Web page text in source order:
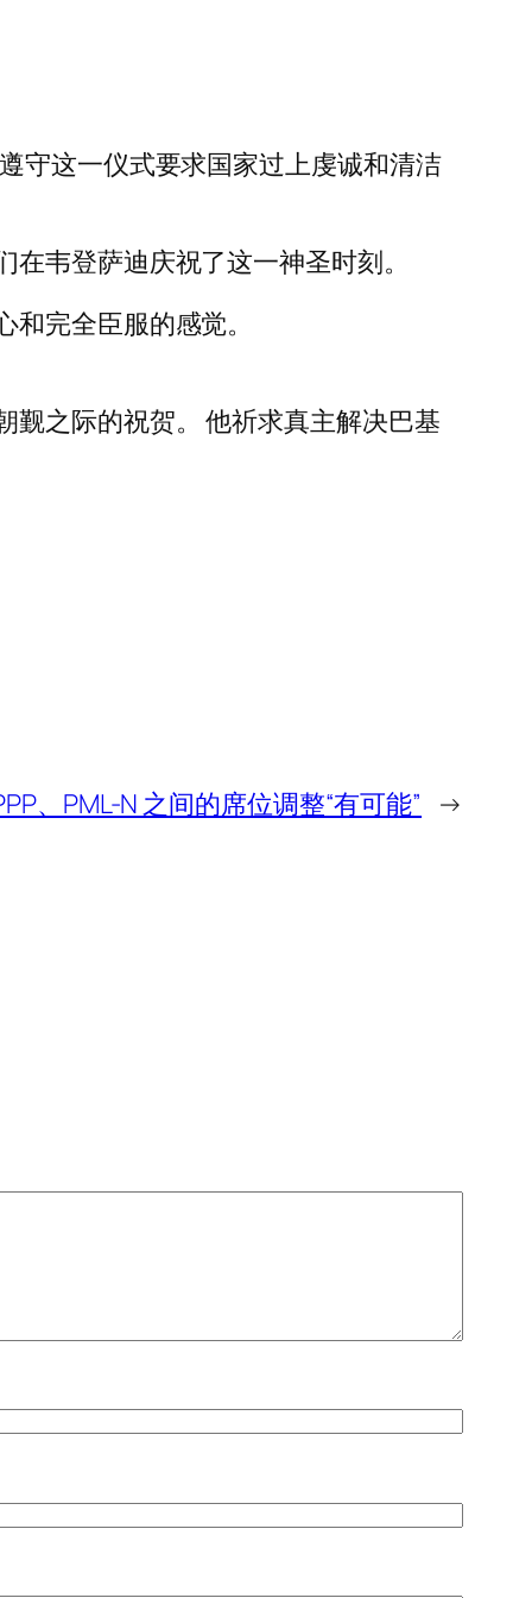
守这一仪式要求国家过上虔诚和清洁
韦登萨迪庆祝了这一神圣时刻。
完全臣服的感觉。
觐之际的祝贺。 他祈求真主解决巴基
、PML-N 之间的席位调整“有可能” →